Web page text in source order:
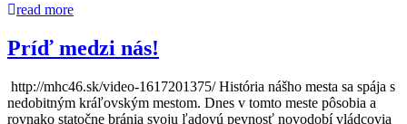
read more
Príď medzi nás!
http://mhc46.sk/video-1617201375/ História nášho mesta sa spája s
nedobitným kráľovským mestom. Dnes v tomto meste pôsobia a
rovnako statočne bránia svoju ľadovú pevnosť novodobí vládcovia